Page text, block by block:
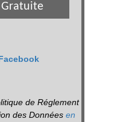
de Réglement
des Données en